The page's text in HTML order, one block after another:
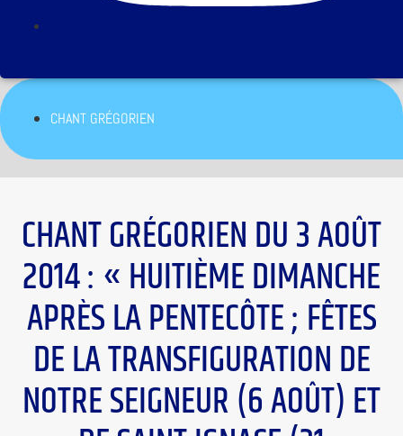
CHANT GRÉGORIEN
CHANT GRÉGORIEN DU 3 AOÛT
2014 : « HUITIÈME DIMANCHE
APRÈS LA PENTECÔTE ; FÊTES
DE LA TRANSFIGURATION DE
NOTRE SEIGNEUR (6 AOÛT) ET